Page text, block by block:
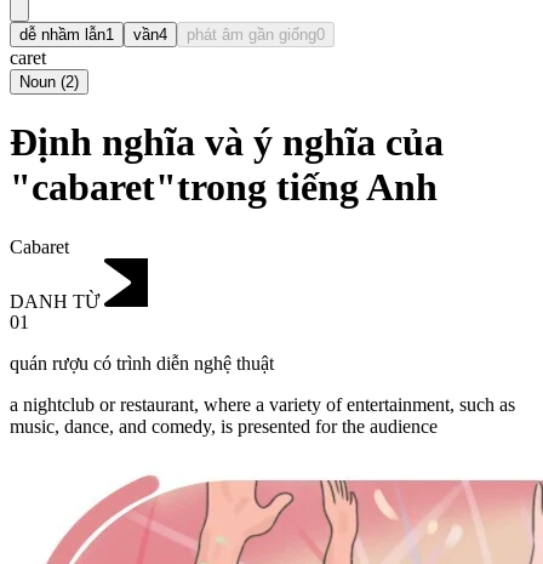
dễ nhầm lẫn1 vần4 phát âm gần giống0
caret
Noun (2)
Định nghĩa và ý nghĩa của
"cabaret"trong tiếng Anh
Cabaret
DANH TỪ
01
quán rượu có trình diễn nghệ thuật
a nightclub or restaurant, where a variety of entertainment, such as
music, dance, and comedy, is presented for the audience